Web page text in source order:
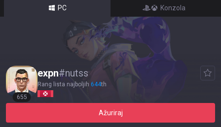
PC Konzola
655
expn#nutss
Rang lista najboljih 644th
Ažuriraj